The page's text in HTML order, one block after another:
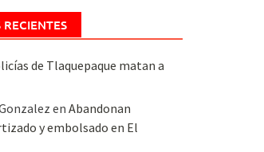
de Tlaquepaque matan a
en Abandonan
y embolsado en El